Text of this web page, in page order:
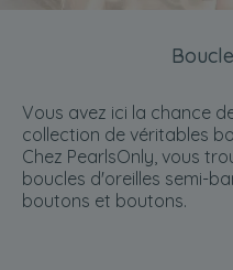
Vous avez ici la chance
collection de véritables
Chez PearlsOnly, vous
boucles d'oreilles semi-
boutons et boutons.